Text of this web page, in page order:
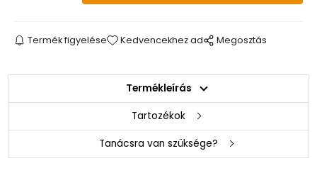
Termék figyelése Kedvencekhez ad Megosztás
Termékleírás
Tartozékok
Tanácsra van szüksége?